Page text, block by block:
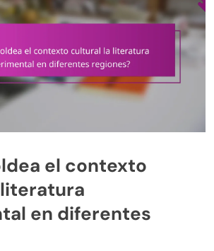
el contexto
en diferentes